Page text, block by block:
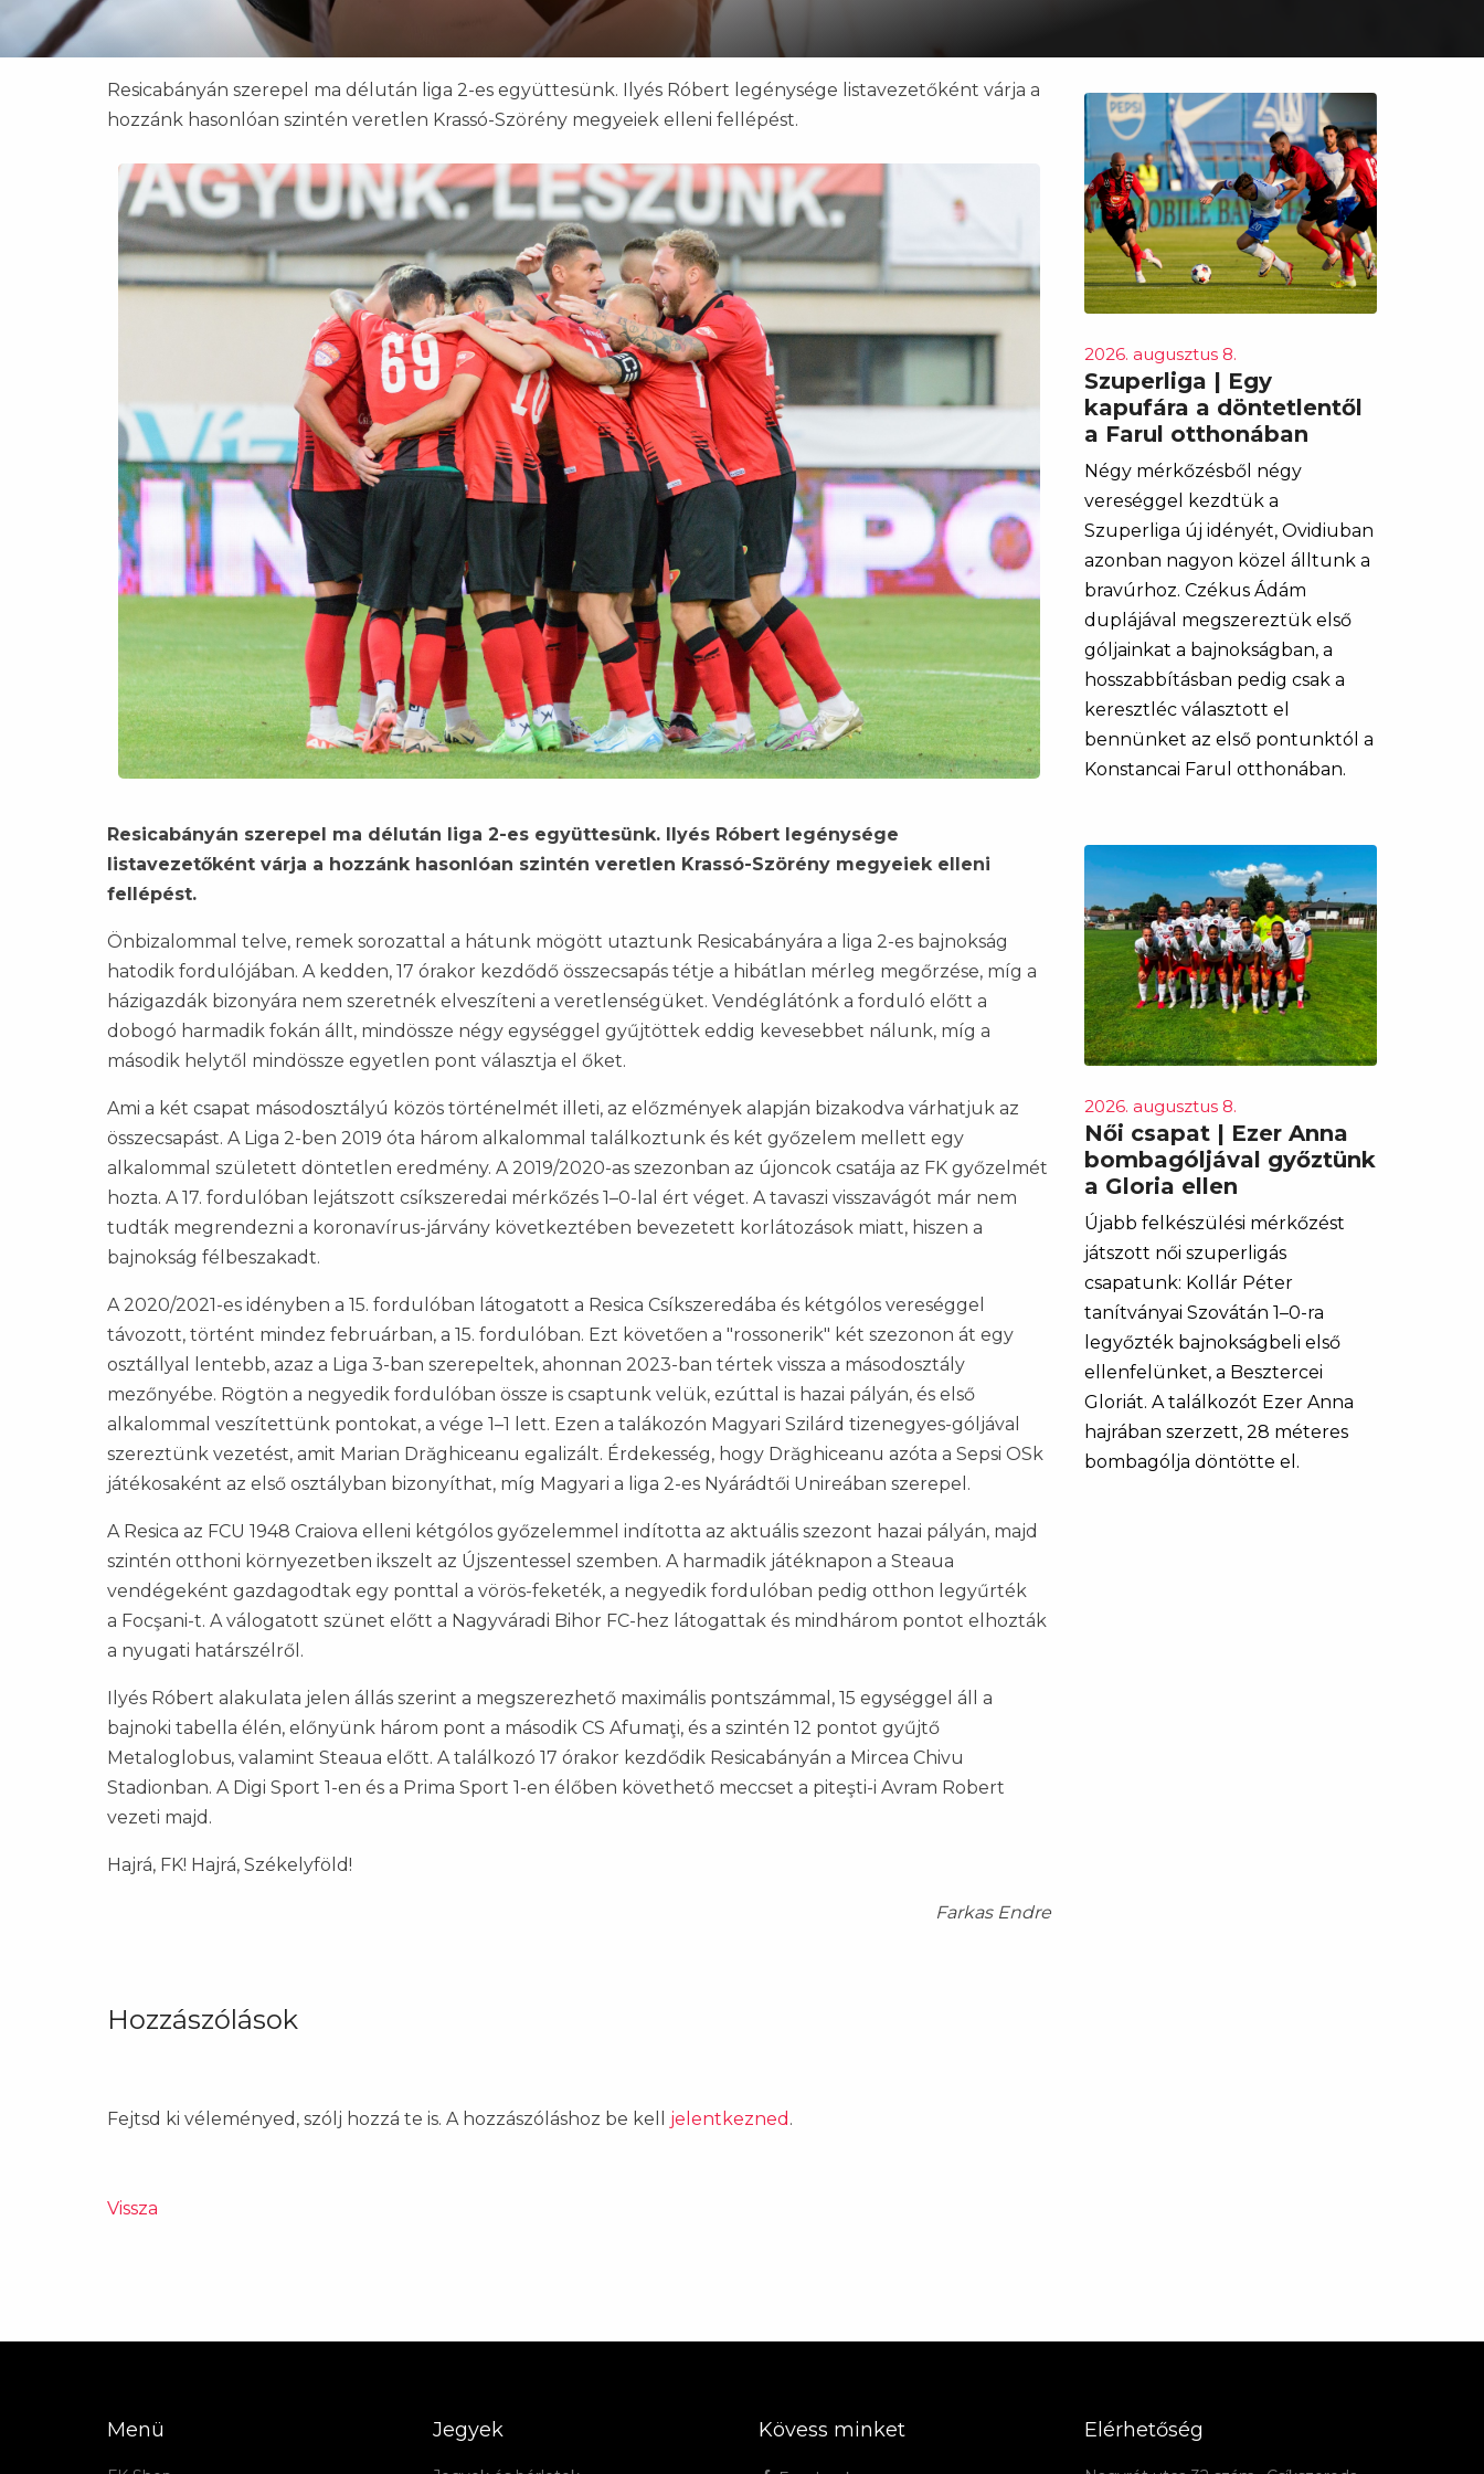
Resicabányán szerepel ma délután liga 2-es együttesünk. Ilyés Róbert legénysége listavezetőként várja a
hozzánk hasonlóan szintén veretlen Krassó-Szörény megyeiek elleni fellépést.
Resicabányán szerepel ma délután liga 2-es együttesünk. Ilyés Róbert legénysége
listavezetőként várja a hozzánk hasonlóan szintén veretlen Krassó-Szörény megyeiek elleni
fellépést.
Önbizalommal telve, remek sorozattal a hátunk mögött utaztunk Resicabányára a liga 2-es bajnokság
hatodik fordulójában. A kedden, 17 órakor kezdődő összecsapás tétje a hibátlan mérleg megőrzése, míg a
házigazdák bizonyára nem szeretnék elveszíteni a veretlenségüket. Vendéglátónk a forduló előtt a
dobogó harmadik fokán állt, mindössze négy egységgel gyűjtöttek eddig kevesebbet nálunk, míg a
második helytől mindössze egyetlen pont választja el őket.
Ami a két csapat másodosztályú közös történelmét illeti, az előzmények alapján bizakodva várhatjuk az
összecsapást. A Liga 2-ben 2019 óta három alkalommal találkoztunk és két győzelem mellett egy
alkalommal született döntetlen eredmény. A 2019/2020-as szezonban az újoncok csatája az FK győzelmét
hozta. A 17. fordulóban lejátszott csíkszeredai mérkőzés 1–0-lal ért véget. A tavaszi visszavágót már nem
tudták megrendezni a koronavírus-járvány következtében bevezetett korlátozások miatt, hiszen a
bajnokság félbeszakadt.
A 2020/2021-es idényben a 15. fordulóban látogatott a Resica Csíkszeredába és kétgólos vereséggel
távozott, történt mindez februárban, a 15. fordulóban. Ezt követően a "rossonerik" két szezonon át egy
osztállyal lentebb, azaz a Liga 3-ban szerepeltek, ahonnan 2023-ban tértek vissza a másodosztály
mezőnyébe. Rögtön a negyedik fordulóban össze is csaptunk velük, ezúttal is hazai pályán, és első
alkalommal veszítettünk pontokat, a vége 1–1 lett. Ezen a talákozón Magyari Szilárd tizenegyes-góljával
szereztünk vezetést, amit Marian Drăghiceanu egalizált. Érdekesség, hogy Drăghiceanu azóta a Sepsi OSk
játékosaként az első osztályban bizonyíthat, míg Magyari a liga 2-es Nyárádtői Unireában szerepel.
A Resica az FCU 1948 Craiova elleni kétgólos győzelemmel indította az aktuális szezont hazai pályán, majd
szintén otthoni környezetben ikszelt az Újszentessel szemben. A harmadik játéknapon a Steaua
vendégeként gazdagodtak egy ponttal a vörös-feketék, a negyedik fordulóban pedig otthon legyűrték
a Focşani-t. A válogatott szünet előtt a Nagyváradi Bihor FC-hez látogattak és mindhárom pontot elhozták
a nyugati határszélről.
Ilyés Róbert alakulata jelen állás szerint a megszerezhető maximális pontszámmal, 15 egységgel áll a
bajnoki tabella élén, előnyünk három pont a második CS Afumaţi, és a szintén 12 pontot gyűjtő
Metaloglobus, valamint Steaua előtt. A találkozó 17 órakor kezdődik Resicabányán a Mircea Chivu
Stadionban. A Digi Sport 1-en és a Prima Sport 1-en élőben követhető meccset a piteşti-i Avram Robert
vezeti majd.
Hajrá, FK! Hajrá, Székelyföld!
Farkas Endre
2026. augusztus 8.
Szuperliga | Egy
kapufára a döntetlentől
a Farul otthonában
Négy mérkőzésből négy
vereséggel kezdtük a
Szuperliga új idényét, Ovidiuban
azonban nagyon közel álltunk a
bravúrhoz. Czékus Ádám
duplájával megszereztük első
góljainkat a bajnokságban, a
hosszabbításban pedig csak a
keresztléc választott el
bennünket az első pontunktól a
Konstancai Farul otthonában.
2026. augusztus 8.
Női csapat | Ezer Anna
bombagóljával győztünk
a Gloria ellen
Újabb felkészülési mérkőzést
játszott női szuperligás
csapatunk: Kollár Péter
tanítványai Szovátán 1–0-ra
legyőzték bajnokságbeli első
ellenfelünket, a Besztercei
Gloriát. A találkozót Ezer Anna
hajrában szerzett, 28 méteres
bombagólja döntötte el.
Hozzászólások
Fejtsd ki véleményed, szólj hozzá te is. A hozzászóláshoz be kell jelentkezned .
Vissza
Menü Jegyek Kövess minket Elérhetőség